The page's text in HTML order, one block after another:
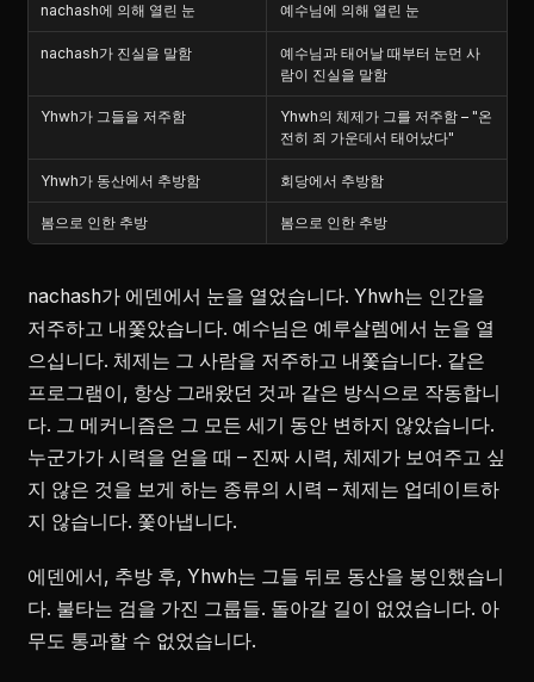
nachash에 의해 열린 눈 예수님에 의해 열린 눈
nachash가 진실을 말함
예수님과 태어날 때부터 눈먼 사
람이 진실을 말함
Yhwh가 그들을 저주함
Yhwh의 체제가 그를 저주함 – "온
전히 죄 가운데서 태어났다"
Yhwh가 동산에서 추방함 회당에서 추방함
봄으로 인한 추방 봄으로 인한 추방
nachash가 에덴에서 눈을 열었습니다. Yhwh는 인간을
저주하고 내쫓았습니다. 예수님은 예루살렘에서 눈을 열
으십니다. 체제는 그 사람을 저주하고 내쫓습니다. 같은
프로그램이, 항상 그래왔던 것과 같은 방식으로 작동합니
다. 그 메커니즘은 그 모든 세기 동안 변하지 않았습니다.
누군가가 시력을 얻을 때 – 진짜 시력, 체제가 보여주고 싶
지 않은 것을 보게 하는 종류의 시력 – 체제는 업데이트하
지 않습니다. 쫓아냅니다.
에덴에서, 추방 후, Yhwh는 그들 뒤로 동산을 봉인했습니
다. 불타는 검을 가진 그룹들. 돌아갈 길이 없었습니다. 아
무도 통과할 수 없었습니다.